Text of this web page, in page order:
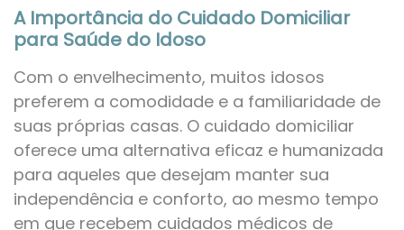
A Importância do Cuidado Domiciliar
para Saúde do Idoso
Com o envelhecimento, muitos idosos
preferem a comodidade e a familiaridade de
suas próprias casas. O cuidado domiciliar
oferece uma alternativa eficaz e humanizada
para aqueles que desejam manter sua
independência e conforto, ao mesmo tempo
em que recebem cuidados médicos de